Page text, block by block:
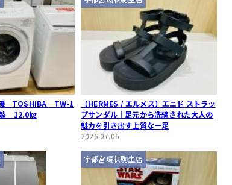
機 TOSHIBA TW-1
12.0㎏
【HERMES / エルメス】エニド ストラッ
プサンダル｜足元から洗練された大人の
魅力を引き出す上質な一足
2026.07.06
宇都宮環状駒生店